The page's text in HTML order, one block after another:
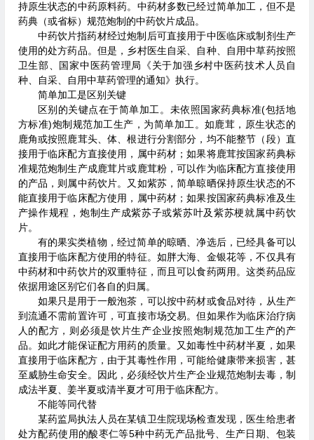
持原生状态的中药原料药。中药材多数已经过简单加工，但不是
药典（或省标）规范炮制的中药饮片成品。
中药饮片指药材经过炮制后可直接用于中医临床或制剂生产
使用的处方药品。但是，乡村医生自采、自种、自用中草药按照
卫生部、国家中医药管理局《关于加强乡村中医药技术人员自
种、自采、自用中草药管理的通知》执行。
简单加工是区别关键
区别的关键点在于简单加工。未依照国家药典标准(包括地
方标准)炮制规范加工生产，为简单加工。如鹿茸，原生状态的
鹿角或按照鹿茸头、体、根进行分割部分，均不能整节（段）直
接用于临床配方直接使用，属中药材；如果将鹿茸按国家药典标
准规范炮制生产成鹿茸片或鹿茸粉，可以作为临床配方直接使用
的产品，则属中药饮片。又如紫苏，简单晾晒保持原生状态的不
能直接用于临床配方使用，属中药材；如果按国家药典标准及生
产操作规程，炮制生产成紫苏子或紫苏叶及紫苏梗就属中药饮
片。
有的果实类植物，经过简单的晾晒、净选后，已经具备可以
直接用于临床配方使用的特征。如胖大海、金银花等，不仅具有
中药材和中药饮片的双重特征，而且可以食药两用。这类药品应
依据用途区别它们各自的归属。
如果只是用于一般泡茶，可以按中药材或食品对待，从生产
到流通不需前置许可，可直接市场交易。但如果作为临床治疗病
人的配方，则必须是饮片生产企业按照炮制规范加工生产的产
品。如此才能保证配方用药的质量。又如毒性中药材半夏，如果
直接用于临床配方，由于其毒性作用，可能给健康带来损害，甚
至威胁生命安全。因此，必须经饮片生产企业规范炮制去毒，制
成法半夏、姜半夏或清半夏才可用于临床配方。
不能等同代替
某药监局执法人员在某镇卫生院现场检查发现，医生给患者
处方配药使用的酸枣仁等5种中药无产品批号、生产日期、包装